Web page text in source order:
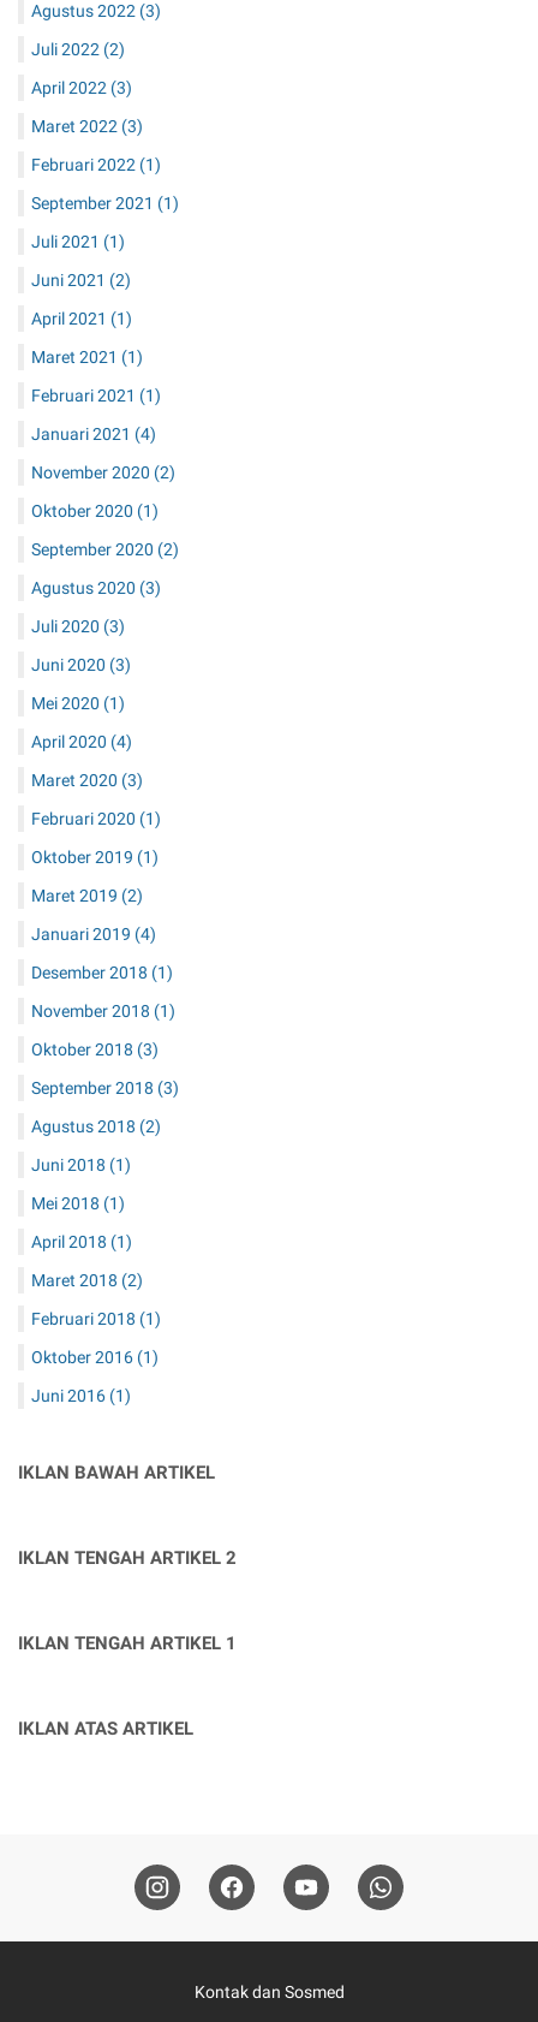
Agustus 2022 (3)
Juli 2022 (2)
April 2022 (3)
Maret 2022 (3)
Februari 2022 (1)
September 2021 (1)
Juli 2021 (1)
Juni 2021 (2)
April 2021 (1)
Maret 2021 (1)
Februari 2021 (1)
Januari 2021 (4)
November 2020 (2)
Oktober 2020 (1)
September 2020 (2)
Agustus 2020 (3)
Juli 2020 (3)
Juni 2020 (3)
Mei 2020 (1)
April 2020 (4)
Maret 2020 (3)
Februari 2020 (1)
Oktober 2019 (1)
Maret 2019 (2)
Januari 2019 (4)
Desember 2018 (1)
November 2018 (1)
Oktober 2018 (3)
September 2018 (3)
Agustus 2018 (2)
Juni 2018 (1)
Mei 2018 (1)
April 2018 (1)
Maret 2018 (2)
Februari 2018 (1)
Oktober 2016 (1)
Juni 2016 (1)
IKLAN BAWAH ARTIKEL
IKLAN TENGAH ARTIKEL 2
IKLAN TENGAH ARTIKEL 1
IKLAN ATAS ARTIKEL
Kontak dan Sosmed